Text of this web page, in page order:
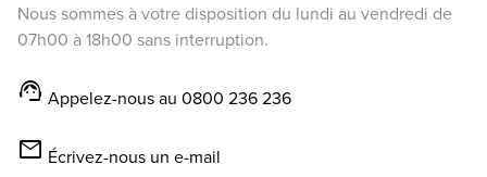
Nous sommes à votre disposition du lundi au vendredi de
07h00 à 18h00 sans interruption.
support_agent Appelez-nous au 0800 236 236
mail Écrivez-nous un e-mail